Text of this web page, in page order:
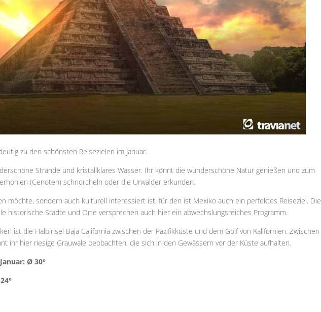
zu den schönsten Reisezielen im Januar.
Strände und kristallklares Wasser. Ihr könnt die wunderschöne Natur genießen und zum
(Cenoten) schnorcheln oder die Urwälder erkunden.
möchte, sondern auch kulturell interessiert ist, für den ist Mexiko auch ein perfektes Reiseziel. Die
historische Städte und Orte versprechen auch hier ein abwechslungsreiches Programm.
ist die Halbinsel Baja California zwischen der Pazifikküste und dem Golf von Kalifornien. Zwischen
ihr hier riesige Grauwale beobachten, die sich in den Gewässern vor der Küste aufhalten.
Ø 30°